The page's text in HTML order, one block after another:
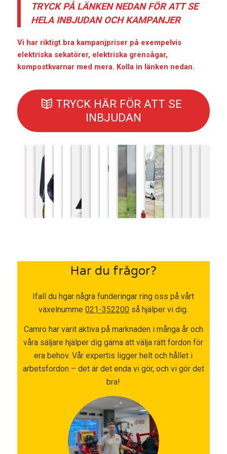
TRYCK PÅ LÄNKEN NEDAN FÖR ATT SE
HELA INBJUDAN OCH KAMPANJER
Vi har riktigt bra kampanjpriser på exempelvis
elektriska sekatörer, elektriska grensågar,
kompostkvarnar med mera. Kolla in länken nedan.
TRYCK HÄR FÖR ATT SE
INBJUDAN
Har du frågor?
Ifall du hgar några funderingar ring oss på vårt
växelnumme021-352200 så hjälper vi dig.
Camro har varit aktiva på marknaden i många år och
våra säljare hjälper dig gärna att välja rätt fordon för
era behov. Vår expertis ligger helt och hållet i
arbetsfordon – det är det enda vi gör, och vi gör det
bra!